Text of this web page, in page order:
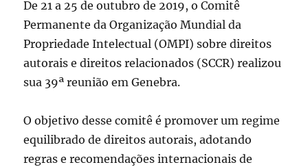
De 21 a 25 de outubro de 2019, o Comitê
Permanente da Organização Mundial da
Propriedade Intelectual (OMPI) sobre direitos
autorais e direitos relacionados (SCCR) realizou
sua 39ª reunião em Genebra.
O objetivo desse comitê é promover um regime
equilibrado de direitos autorais, adotando
regras e recomendações internacionais de